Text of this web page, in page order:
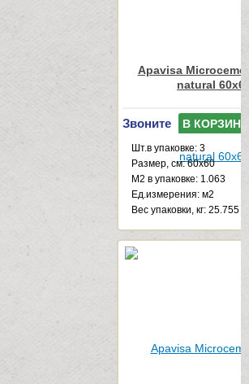
Apavisa
natural
Звоните В КОРЗИНУ
Шт.в упаковке: 3
Размер, см: 60x60
М2 в упаковке: 1.063
Ед.измерения: м2
Веc упаковки, кг: 25.755